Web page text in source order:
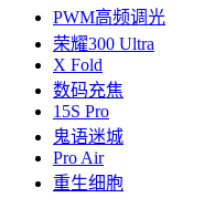
PWM高频调光
荣耀300 Ultra
X Fold
数码充焦
15S Pro
鬼语迷城
Pro Air
重生细胞